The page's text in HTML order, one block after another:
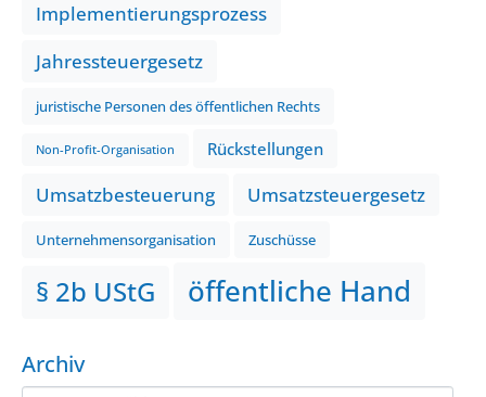
Implementierungsprozess
Jahressteuergesetz
juristische Personen des öffentlichen Rechts
Non-Profit-Organisation Rückstellungen
Umsatzbesteuerung Umsatzsteuergesetz
Unternehmensorganisation Zuschüsse
§ 2b UStG öffentliche Hand
Archiv